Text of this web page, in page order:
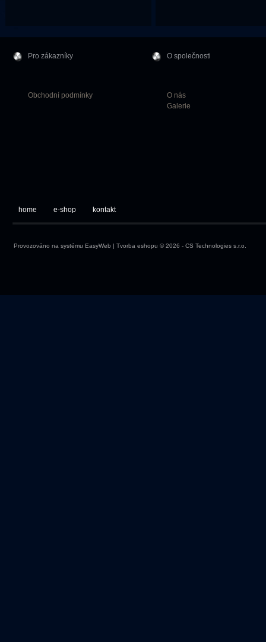
Pro zákazníky
Obchodní podmínky
O společnosti
O nás
Galerie
home e-shop kontakt
Provozováno na systému EasyWeb | Tvorba eshopu © 2026 - CS Technologies s.r.o.